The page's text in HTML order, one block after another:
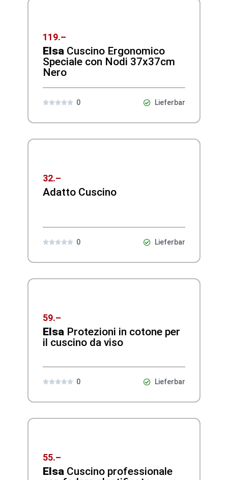
119.–
Elsa Cuscino Ergonomico
Speciale con Nodi 37x37cm
Nero
0
 Lieferbar
32.–
Adatto Cuscino
0
 Lieferbar
59.–
Elsa Protezioni in cotone per
il cuscino da viso
0
 Lieferbar
55.–
Elsa Cuscino professionale